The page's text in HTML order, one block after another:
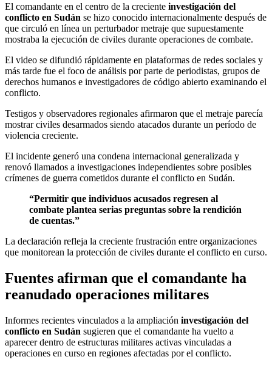
El comandante en el centro de la creciente investigación del
conflicto en Sudán se hizo conocido internacionalmente después de
que circuló en línea un perturbador metraje que supuestamente
mostraba la ejecución de civiles durante operaciones de combate.
El video se difundió rápidamente en plataformas de redes sociales y
más tarde fue el foco de análisis por parte de periodistas, grupos de
derechos humanos e investigadores de código abierto examinando el
conflicto.
Testigos y observadores regionales afirmaron que el metraje parecía
mostrar civiles desarmados siendo atacados durante un período de
violencia creciente.
El incidente generó una condena internacional generalizada y
renovó llamados a investigaciones independientes sobre posibles
crímenes de guerra cometidos durante el conflicto en Sudán.
“Permitir que individuos acusados regresen al
combate plantea serias preguntas sobre la rendición
de cuentas.”
La declaración refleja la creciente frustración entre organizaciones
que monitorean la protección de civiles durante el conflicto en curso.
Fuentes afirman que el comandante ha
reanudado operaciones militares
Informes recientes vinculados a la ampliación investigación del
conflicto en Sudán sugieren que el comandante ha vuelto a
aparecer dentro de estructuras militares activas vinculadas a
operaciones en curso en regiones afectadas por el conflicto.